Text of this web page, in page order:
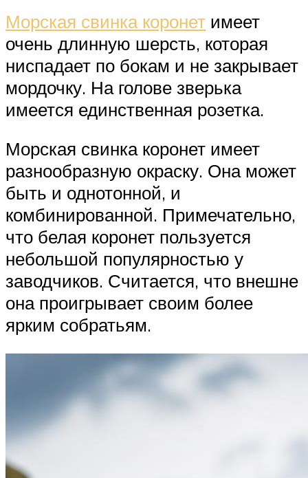
Морская свинка коронет имеет
очень длинную шерсть, которая
ниспадает по бокам и не закрывает
мордочку. На голове зверька
имеется единственная розетка.
Морская свинка коронет имеет
разнообразную окраску. Она может
быть и однотонной, и
комбинированной. Примечательно,
что белая коронет пользуется
небольшой популярностью у
заводчиков. Считается, что внешне
она проигрывает своим более
ярким собратьям.